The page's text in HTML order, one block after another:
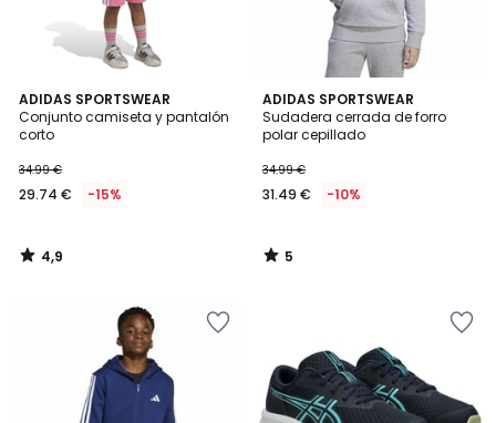
ADIDAS SPORTSWEAR
Conjunto camiseta y pantalón
corto
34.99 €
29.74 € -15%
4,9
/ 5
4,9
/
ADIDAS SPORTSWEAR
Sudadera cerrada de forro
polar cepillado
34.99 €
31.49 € -10%
5
/
5
5
/